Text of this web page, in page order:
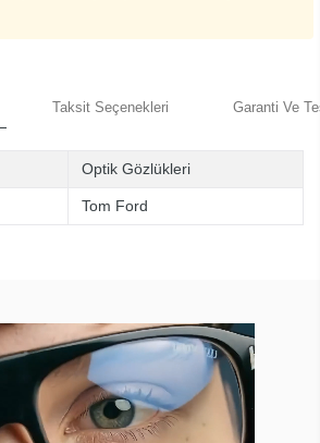
Taksit Seçenekleri Garanti Ve
Optik Gözlükleri
Tom Ford